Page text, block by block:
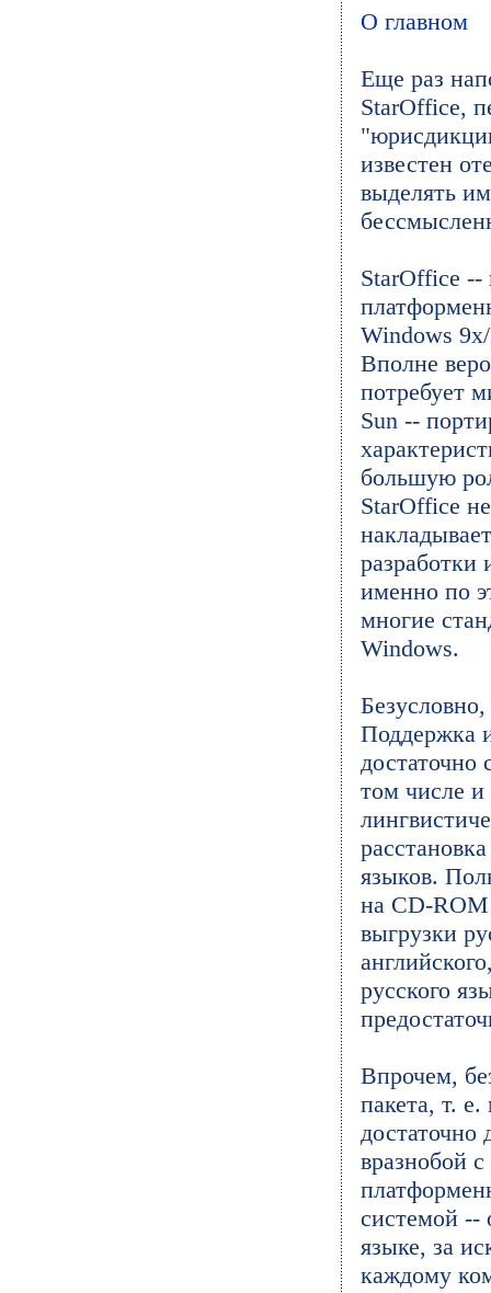
О главном
Еще раз
StarOffice,
известен
выделять
StarOffice --
Windows
Вполне
потребует
Sun --
большую
StarOffice
разработки
именно по
многие
Windows.
Поддержка
достаточно
том числе
языков.
на CD-
выгрузки
русского
Впрочем,
пакета, т.
достаточно
вразнобой
системой --
языке, за
каждому